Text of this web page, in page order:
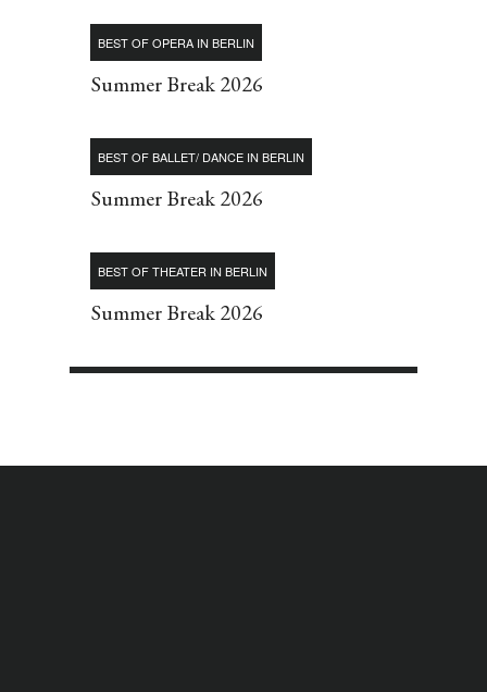
BEST OF OPERA IN BERLIN
Summer Break 2026
BEST OF BALLET/ DANCE IN BERLIN
Summer Break 2026
BEST OF THEATER IN BERLIN
Summer Break 2026